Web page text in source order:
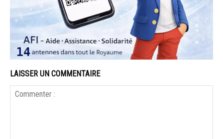
LAISSER UN COMMENTAIRE